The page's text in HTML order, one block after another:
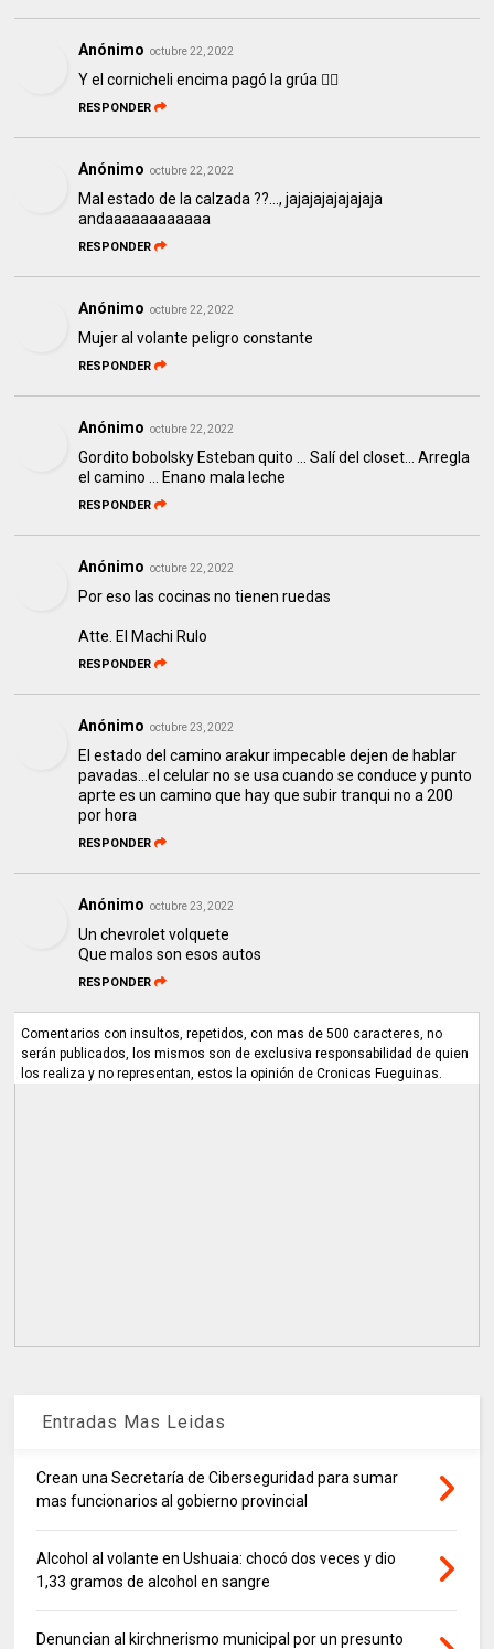
Anónimo octubre 22, 2022
Y el cornicheli encima pagó la grúa 😵‍💫
RESPONDER
Anónimo octubre 22, 2022
Mal estado de la calzada ??..., jajajajajajajaja
andaaaaaaaaaaaa
RESPONDER
Anónimo octubre 22, 2022
Mujer al volante peligro constante
RESPONDER
Anónimo octubre 22, 2022
Gordito bobolsky Esteban quito ... Salí del closet... Arregla
el camino ... Enano mala leche
RESPONDER
Anónimo octubre 22, 2022
Por eso las cocinas no tienen ruedas
Atte. El Machi Rulo
RESPONDER
Anónimo octubre 23, 2022
El estado del camino arakur impecable dejen de hablar
pavadas...el celular no se usa cuando se conduce y punto
aprte es un camino que hay que subir tranqui no a 200
por hora
RESPONDER
Anónimo octubre 23, 2022
Un chevrolet volquete
Que malos son esos autos
RESPONDER
Comentarios con insultos, repetidos, con mas de 500 caracteres, no
serán publicados, los mismos son de exclusiva responsabilidad de quien
los realiza y no representan, estos la opinión de Cronicas Fueguinas.
Entradas Mas Leidas
Crean una Secretaría de Ciberseguridad para sumar
mas funcionarios al gobierno provincial
Alcohol al volante en Ushuaia: chocó dos veces y dio
1,33 gramos de alcohol en sangre
Denuncian al kirchnerismo municipal por un presunto